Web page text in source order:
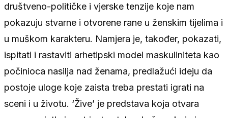
društveno-političke i vjerske tenzije koje nam
pokazuju stvarne i otvorene rane u ženskim tijelima i
u muškom karakteru. Namjera je, također, pokazati,
ispitati i rastaviti arhetipski model maskuliniteta kao
počinioca nasilja nad ženama, predlažući ideju da
postoje uloge koje zaista treba prestati igrati na
sceni i u životu. ‘Žive’ je predstava koja otvara